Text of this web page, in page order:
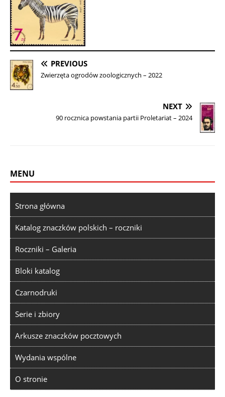
PREVIOUS
Zwierzęta ogrodów zoologicznych – 2022
NEXT
90 rocznica powstania partii Proletariat – 2024
MENU
Strona główna
Katalog znaczków polskich – roczniki
Roczniki – Galeria
Bloki katalog
Czarnodruki
Serie i zbiory
Arkusze znaczków pocztowych
Wydania wspólne
O stronie